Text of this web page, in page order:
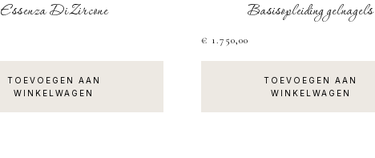
Essenza Di Zircone
TOEVOEGEN AAN
WINKELWAGEN
Basisopleiding gelnagels
€ 1.750,00
TOEVOEGEN AAN
WINKELWAGEN